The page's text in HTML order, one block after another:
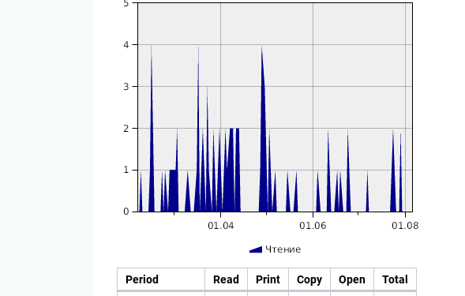
Period Read Print Copy Open
Total